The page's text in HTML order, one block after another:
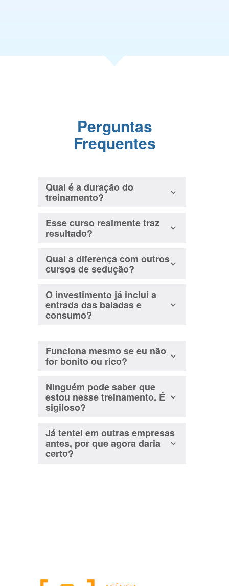
Perguntas
Frequentes
Qual é a duração do
treinamento?
Esse curso realmente traz
resultado?
Qual a diferença com outros
cursos de sedução?
O investimento já inclui a
entrada das baladas e
consumo?
Funciona mesmo se eu não
for bonito ou rico?
Ninguém pode saber que
estou nesse treinamento. É
sigiloso?
Já tentei em outras empresas
antes, por que agora daria
certo?